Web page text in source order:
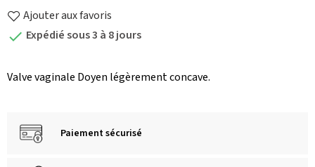
Ajouter aux favoris
 Expédié sous 3 à 8 jours
Valve vaginale Doyen légèrement concave.
Paiement sécurisé